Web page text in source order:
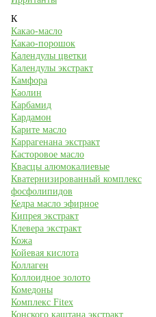
К
Какао-масло
Какао-порошок
Календулы цветки
Календулы экстракт
Камфора
Каолин
Карбамид
Кардамон
Карите масло
Каррагенана экстракт
Касторовое масло
Квасцы алюмокалиевые
Кватернизированный комплекс
фосфолипидов
Кедра масло эфирное
Кипрея экстракт
Клевера экстракт
Кожа
Койевая кислота
Коллаген
Коллоидное золото
Комедоны
Комплекс Fitex
Конского каштана экстракт